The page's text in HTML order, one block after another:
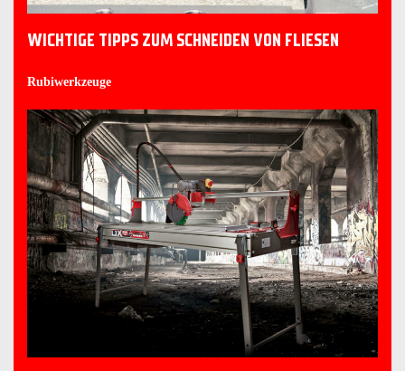
WICHTIGE TIPPS ZUM SCHNEIDEN VON FLIESEN
Rubiwerkzeuge